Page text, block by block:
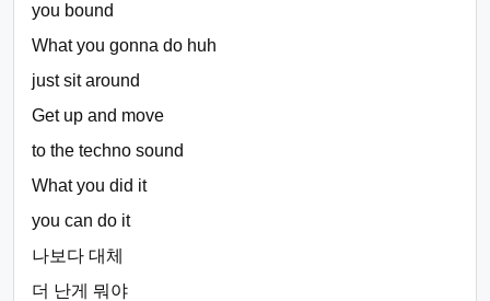
you bound
What you gonna do huh
just sit around
Get up and move
to the techno sound
What you did it
you can do it
나보다 대체
더 난게 뭐야